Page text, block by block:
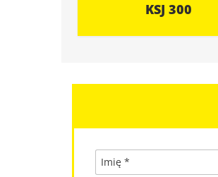
KSJ 300
Imię *